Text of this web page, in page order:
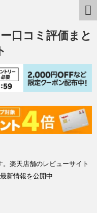
口コミ評価まと
楽天店舗のレビューサイト
新情報を公開中